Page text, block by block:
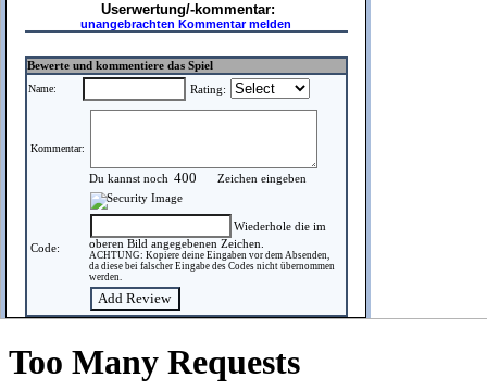
Userwertung/-kommentar:
unangebrachten Kommentar melden
Bewerte und kommentiere das Spiel
Name:
Rating:
Kommentar:
Du kannst noch Zeichen eingeben
Code:
Wiederhole die im
oberen Bild angegebenen Zeichen.
ACHTUNG: Kopiere deine Eingaben vor dem Absenden,
da diese bei falscher Eingabe des Codes nicht übernommen
werden.